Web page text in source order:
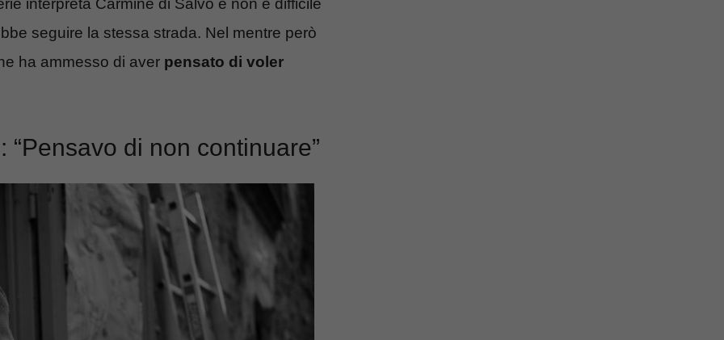
interpreta Carmine di Salvo e non è difficile
seguire la stessa strada. Nel mentre però
ha ammesso di aver pensato di voler
“Pensavo di non continuare”